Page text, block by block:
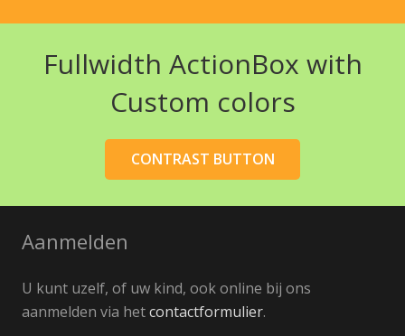
Fullwidth ActionBox with
Custom colors
CONTRAST BUTTON
Aanmelden
U kunt uzelf, of uw kind, ook online bij ons
aanmelden via hetcontactformulier.